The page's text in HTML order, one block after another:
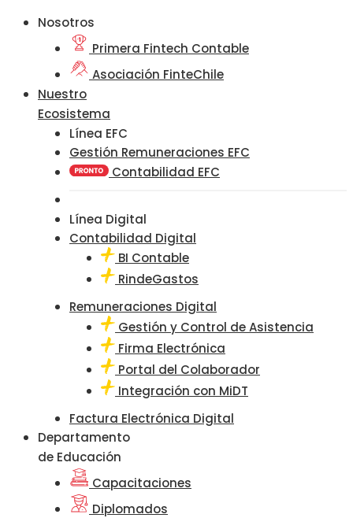
Nosotros
Primera Fintech Contable
Asociación FinteChile
Nuestro
Ecosistema
Línea EFC
Gestión Remuneraciones EFC
Contabilidad EFC
Línea Digital
Contabilidad Digital
BI Contable
RindeGastos
Remuneraciones Digital
Gestión y Control de Asistencia
Firma Electrónica
Portal del Colaborador
Integración con MiDT
Factura Electrónica Digital
Departamento
de Educación
Capacitaciones
Diplomados